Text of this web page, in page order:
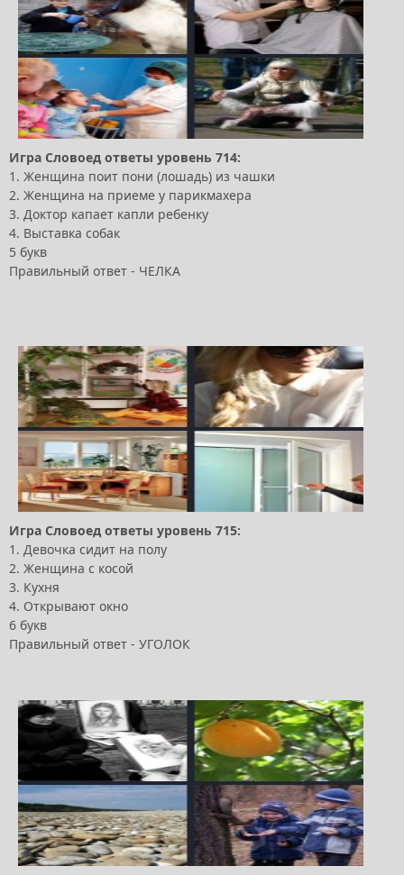
Игра Словоед ответы уровень 714:
1. Женщина поит пони (лошадь) из чашки
2. Женщина на приеме у парикмахера
3. Доктор капает капли ребенку
4. Выставка собак
5 букв
Правильный ответ - ЧЕЛКА
Игра Словоед ответы уровень 715:
1. Девочка сидит на полу
2. Женщина с косой
3. Кухня
4. Открывают окно
6 букв
Правильный ответ - УГОЛОК